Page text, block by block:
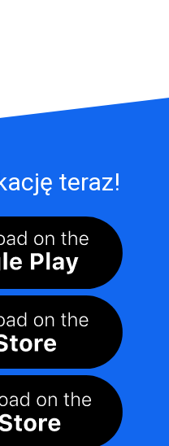
teraz!